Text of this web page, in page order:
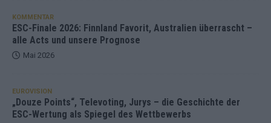
KOMMENTAR
ESC-Finale 2026: Finnland Favorit, Australien überrascht –
alle Acts und unsere Prognose
Mai 2026
EUROVISION
„Douze Points“, Televoting, Jurys – die Geschichte der
ESC-Wertung als Spiegel des Wettbewerbs